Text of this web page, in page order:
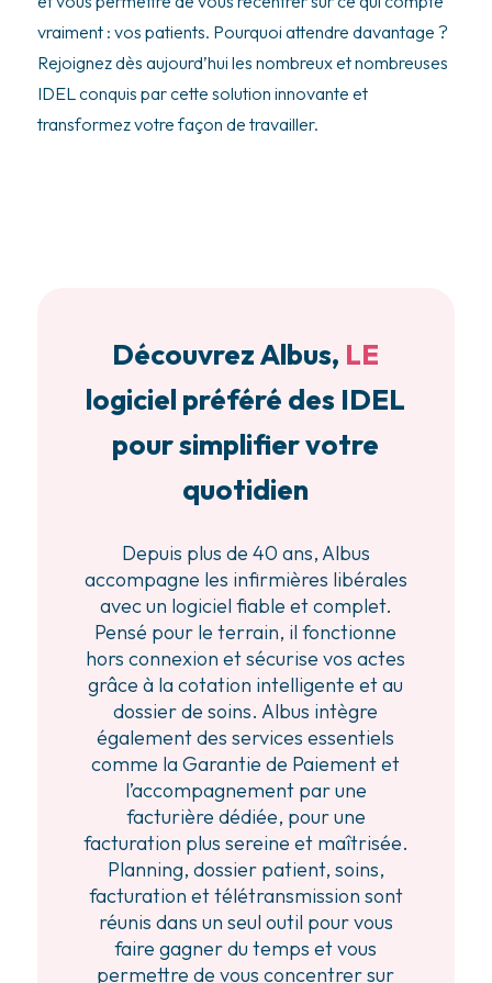
vraiment : vos patients. Pourquoi attendre davantage ?
Rejoignez dès aujourd’hui les nombreux et nombreuses
IDEL conquis par cette solution innovante et
transformez votre façon de travailler.
Découvrez Albus, LE
logiciel préféré des IDEL
pour simplifier votre
quotidien
Depuis plus de 40 ans, Albus
accompagne les infirmières libérales
avec un logiciel fiable et complet.
Pensé pour le terrain, il fonctionne
hors connexion et sécurise vos actes
grâce à la cotation intelligente et au
dossier de soins. Albus intègre
également des services essentiels
comme la Garantie de Paiement et
l’accompagnement par une
facturière dédiée, pour une
facturation plus sereine et maîtrisée.
Planning, dossier patient, soins,
facturation et télétransmission sont
réunis dans un seul outil pour vous
faire gagner du temps et vous
permettre de vous concentrer sur